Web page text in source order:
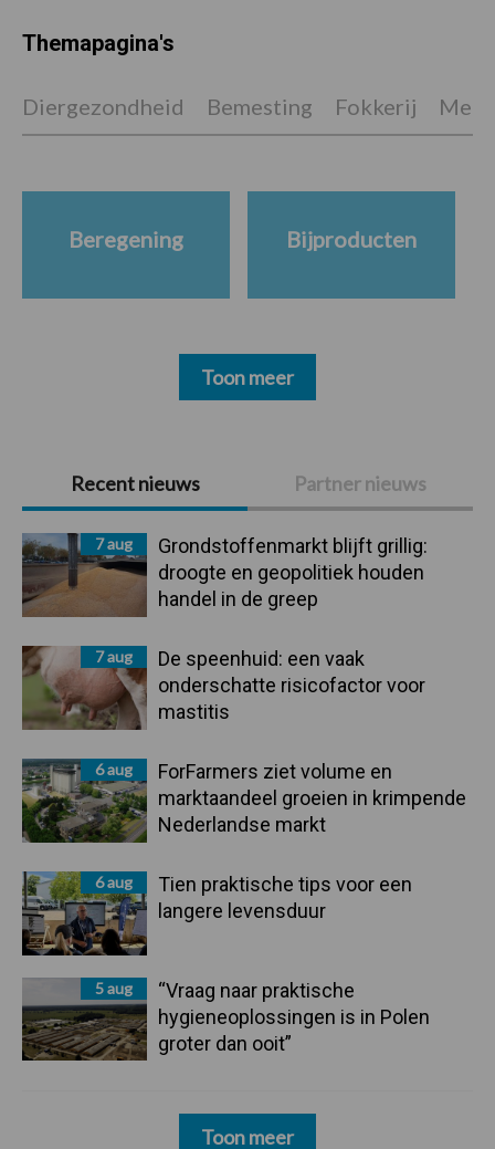
Primaire
Sidebar
Recent nieuws Partner nieuws
7 aug
Grondstoffenmarkt blijft grillig:
droogte en geopolitiek houden
handel in de greep
7 aug
De speenhuid: een vaak
onderschatte risicofactor voor
mastitis
6 aug
ForFarmers ziet volume en
marktaandeel groeien in krimpende
Nederlandse markt
6 aug
Tien praktische tips voor een
langere levensduur
5 aug
“Vraag naar praktische
hygieneoplossingen is in Polen
groter dan ooit”
Toon meer
Themapagina's
Diergezondheid Bemesting Fokkerij
Beregening Bijproducten
Toon meer